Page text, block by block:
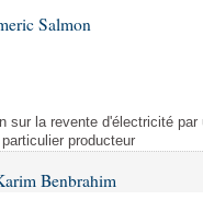
Salmon
sur la revente d'électricité
producteur
Benbrahim